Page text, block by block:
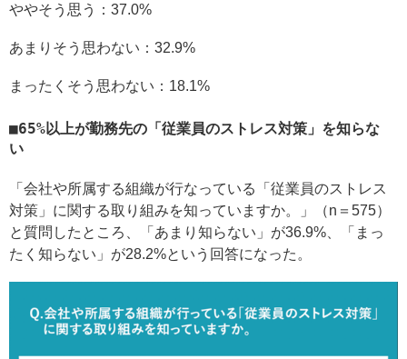
ややそう思う：37.0%
あまりそう思わない：32.9%
まったくそう思わない：18.1%
65%以上が勤務先の「従業員のストレス対策」を知らな
い
「会社や所属する組織が行なっている「従業員のストレス
対策」に関する取り組みを知っていますか。」（n＝575）
と質問したところ、「あまり知らない」が36.9%、「まっ
たく知らない」が28.2%という回答になった。